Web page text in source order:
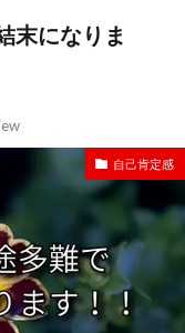
末になりま
自己肯定感